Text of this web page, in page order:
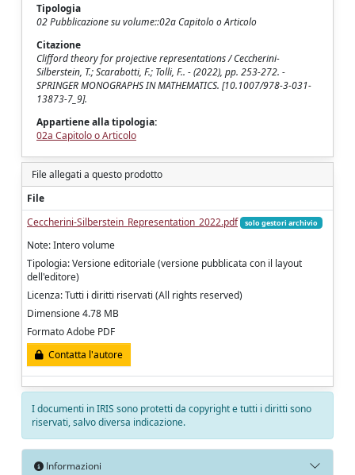
Tipologia
02 Pubblicazione su volume::02a Capitolo o Articolo
Citazione
Clifford theory for projective representations / Ceccherini-
Silberstein, T.; Scarabotti, F.; Tolli, F.. - (2022), pp. 253-272. -
SPRINGER MONOGRAPHS IN MATHEMATICS. [10.1007/978-3-031-
13873-7_9].
Appartiene alla tipologia:
02a Capitolo o Articolo
File allegati a questo prodotto
File
Ceccherini-Silberstein_Representation_2022.pdf
solo gestori archivio
Note: Intero volume
Tipologia: Versione editoriale (versione pubblicata con il layout
dell'editore)
Licenza: Tutti i diritti riservati (All rights reserved)
Dimensione 4.78 MB
Formato Adobe PDF
Contatta l'autore
I documenti in IRIS sono protetti da copyright e tutti i diritti sono
riservati, salvo diversa indicazione.
Informazioni